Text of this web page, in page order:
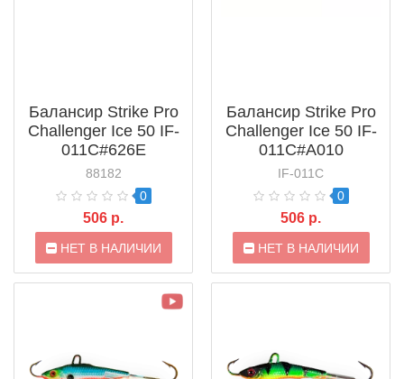
Балансир Strike Pro
Challenger Ice 50 IF-
011C#626E
88182
0
506 р.
НЕТ В НАЛИЧИИ
Балансир Strike Pro
Challenger Ice 50 IF-
011C#A010
IF-011C
0
506 р.
НЕТ В НАЛИЧИИ